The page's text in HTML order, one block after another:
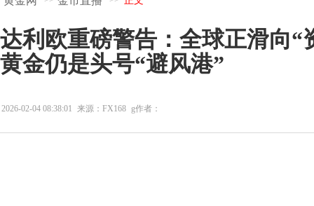
达利欧重磅警告：全球正滑向“
黄金仍是头号“避风港”
2026-02-04 08:38:01 来源：FX168 g作者：